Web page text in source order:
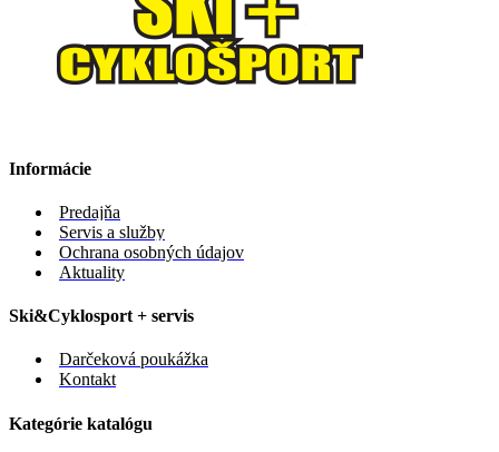
Informácie
Predajňa
Servis a služby
Ochrana osobných údajov
Aktuality
Ski&Cyklosport + servis
Darčeková poukážka
Kontakt
Kategórie katalógu